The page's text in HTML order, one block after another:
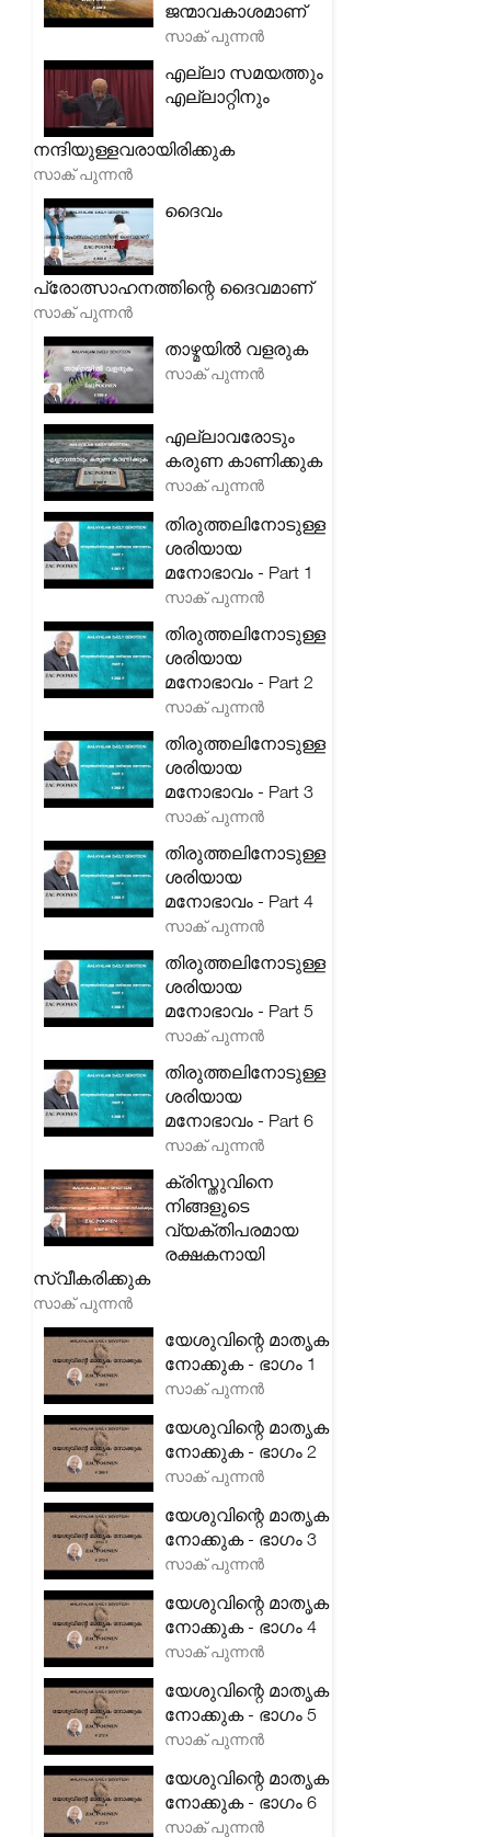
ജന്മാവകാശമാണ്
സാക് പുന്നൻ
എല്ലാ സമയത്തും
എല്ലാറ്റിനും
നന്ദിയുള്ളവരായിരിക്കുക
സാക് പുന്നൻ
ദൈവം
പ്രോത്സാഹനത്തിന്റെ ദൈവമാണ്
സാക് പുന്നൻ
താഴ്മയിൽ വളരുക
സാക് പുന്നൻ
എല്ലാവരോടും
കരുണ കാണിക്കുക
സാക് പുന്നൻ
തിരുത്തലിനോടുള്ള
ശരിയായ
മനോഭാവം - Part 1
സാക് പുന്നൻ
തിരുത്തലിനോടുള്ള
ശരിയായ
മനോഭാവം - Part 2
സാക് പുന്നൻ
തിരുത്തലിനോടുള്ള
ശരിയായ
മനോഭാവം - Part 3
സാക് പുന്നൻ
തിരുത്തലിനോടുള്ള
ശരിയായ
മനോഭാവം - Part 4
സാക് പുന്നൻ
തിരുത്തലിനോടുള്ള
ശരിയായ
മനോഭാവം - Part 5
സാക് പുന്നൻ
തിരുത്തലിനോടുള്ള
ശരിയായ
മനോഭാവം - Part 6
സാക് പുന്നൻ
ക്രിസ്തുവിനെ
നിങ്ങളുടെ
വ്യക്തിപരമായ
രക്ഷകനായി
സ്വീകരിക്കുക
സാക് പുന്നൻ
യേശുവിന്റെ മാതൃക
നോക്കുക - ഭാഗം 1
സാക് പുന്നൻ
യേശുവിന്റെ മാതൃക
നോക്കുക - ഭാഗം 2
സാക് പുന്നൻ
യേശുവിന്റെ മാതൃക
നോക്കുക - ഭാഗം 3
സാക് പുന്നൻ
യേശുവിന്റെ മാതൃക
നോക്കുക - ഭാഗം 4
സാക് പുന്നൻ
യേശുവിന്റെ മാതൃക
നോക്കുക - ഭാഗം 5
സാക് പുന്നൻ
യേശുവിന്റെ മാതൃക
നോക്കുക - ഭാഗം 6
സാക് പുന്നൻ